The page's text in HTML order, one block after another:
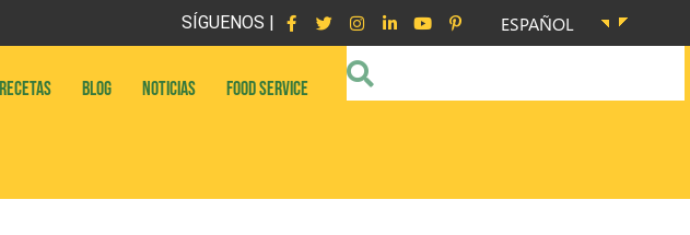
SÍGUENOS | ESPAÑOL
RECETAS BLOG NOTICIAS FOOD SERVICE